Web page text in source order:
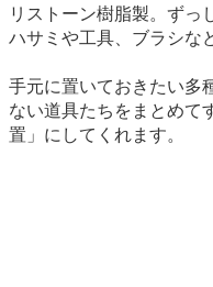
リストーン樹脂製。ずっ
ハサミや工具、ブラシな
手元に置いておきたい多
ない道具たちをまとめて
置」にしてくれます。